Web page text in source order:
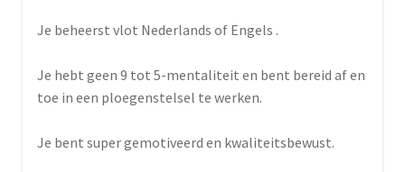
Je beheerst vlot Nederlands of Engels .
Je hebt geen 9 tot 5-mentaliteit en bent bereid af en
toe in een ploegenstelsel te werken.
Je bent super gemotiveerd en kwaliteitsbewust.